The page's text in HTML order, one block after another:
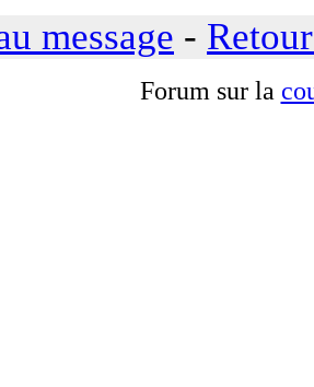
message -
Forum sur la